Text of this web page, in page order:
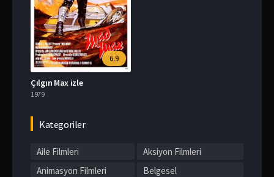
6.9
Çılgın Max izle
1979
Kategoriler
Aile Filmleri
Aksiyon Filmleri
Animasyon Filmleri
Belgesel